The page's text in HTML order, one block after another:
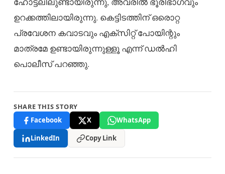
ഉറക്കത്തിലായിരുന്നു. കെട്ടിടത്തിന് ഒരൊറ്റ
പ്രവേശന കവാടവും എക്സിറ്റ് പോയിന്റും
മാത്രമേ ഉണ്ടായിരുന്നുള്ളൂ എന്ന് ഡൽഹി
പൊലീസ് പറഞ്ഞു.
SHARE THIS STORY
Facebook
X
WhatsApp
LinkedIn
Copy Link